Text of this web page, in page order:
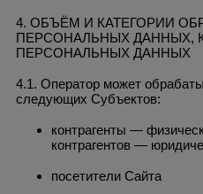
4. ОБЪЁМ И КАТЕГОРИИ
ПЕРСОНАЛЬНЫХ ДАННЫХ,
ПЕРСОНАЛЬНЫХ ДАННЫХ
4.1. Оператор может
следующих Субъектов:
контрагенты —
контрагентов —
посетители Сайта